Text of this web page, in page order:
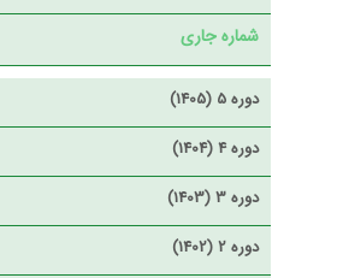
شماره جاری
دوره 5 (1405)
دوره 4 (1404)
دوره 3 (1403)
دوره 2 (1402)